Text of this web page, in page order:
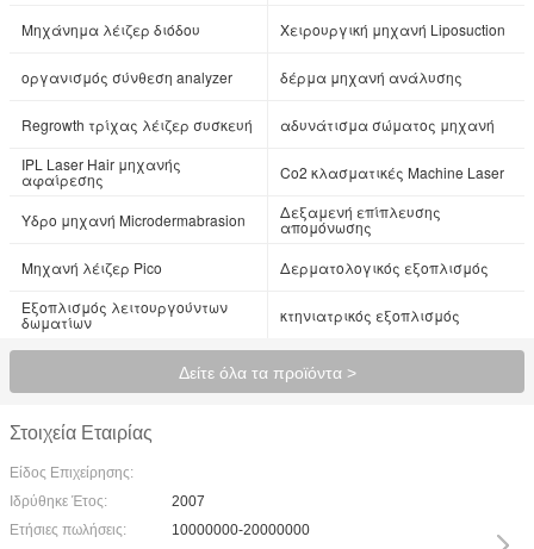
Μηχάνημα λέιζερ διόδου Χειρουργική μηχανή Liposuction
οργανισμός σύνθεση analyzer δέρμα μηχανή ανάλυσης
Regrowth τρίχας λέιζερ συσκευή
αδυνάτισμα σώματος μηχανή
IPL Laser Hair μηχανής
αφαίρεσης Co2 κλασματικές Machine Laser
Υδρο μηχανή Microdermabrasion Δεξαμενή επίπλευσης
απομόνωσης
Μηχανή λέιζερ Pico
Δερματολογικός εξοπλισμός
Εξοπλισμός λειτουργούντων
δωματίων κτηνιατρικός εξοπλισμός
Δείτε όλα τα προϊόντα >
Στοιχεία Εταιρίας
Είδος Επιχείρησης:
Ιδρύθηκε Έτος:
2007
Ετήσιες πωλήσεις:
10000000-20000000